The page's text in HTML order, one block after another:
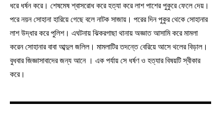
ধরে ধর্ষন করে। শেষমেষ শ্বাসরোধ করে হত্যা করে লাশ পাশের পুকুরে ফেলে দেয়।
পরে নয়ন সোহানা হারিয়ে গেছে বলে নাটক সাজায়। পরের দিন পুকুর থেকে সোহানার
লাশ উদ্ধার করে পুলিশ। এঘটনায় ঝিকরগাছা থানায় অজ্ঞাত আসামি করে মামলা
করেন সোহানার বাবা আব্দুল জলিল। মামলাটির তদন্তে বেরিয়ে আসে থলের বিড়াল।
বুধবার জিজ্ঞাসাবাদের জন্য আনে । এক পর্যায় সে ধর্ষণ ও হত্যার বিষয়টি স্বীকার
করে।